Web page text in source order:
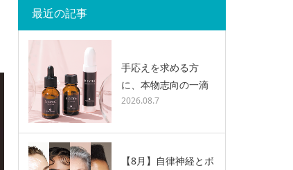
最近の記事
手応えを求める方
に、本物志向の一滴
2026.08.7
【8月】自律神経とボ